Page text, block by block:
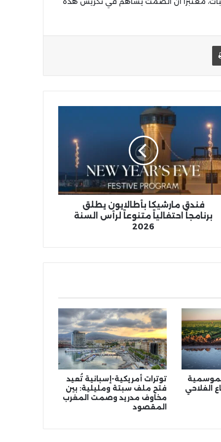
اطبعها
فندق مارشيكا بأطالايون يطلق
برنامجاً احتفالياً متنوعاً لرأس السنة
2026
الفلاحي
توترات أمريكية-إسبانية تُعيد
فتح ملف سبتة ومليلية: بين
مخاوف مدريد وصمت المغرب
المقصود